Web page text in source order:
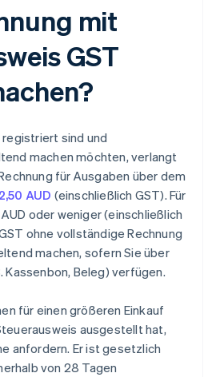
mit
GST
registriert sind und
machen möchten, verlangt
für Ausgaben über dem
AUD (einschließlich GST). Für
oder weniger (einschließlich
ohne vollständige Rechnung
machen, sofern Sie über
Kassenbon, Beleg) verfügen.
für einen größeren Einkauf
ausgestellt hat,
anfordern. Er ist gesetzlich
von 28 Tagen